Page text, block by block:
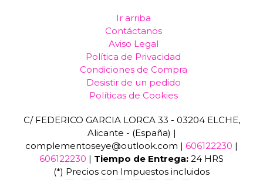
Ir arriba
Contáctanos
Aviso Legal
Política de Privacidad
Condiciones de Compra
Desistir de un pedido
Políticas de Cookies
C/ FEDERICO GARCIA LORCA 33 - 03204 ELCHE,
Alicante - (España) |
complementoseye@outlook.com | 606122230 |
606122230 | Tiempo de Entrega: 24 HRS
(*) Precios con Impuestos incluidos